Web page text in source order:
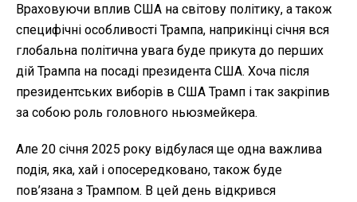
Враховуючи вплив США на світову політику, а також
специфічні особливості Трампа, наприкінці січня вся
глобальна політична увага буде прикута до перших
дій Трампа на посаді президента США. Хоча після
президентських виборів в США Трамп і так закріпив
за собою роль головного ньюзмейкера.
Але 20 січня 2025 року відбулася ще одна важлива
подія, яка, хай і опосередковано, також буде
пов’язана з Трампом. В цей день відкрився